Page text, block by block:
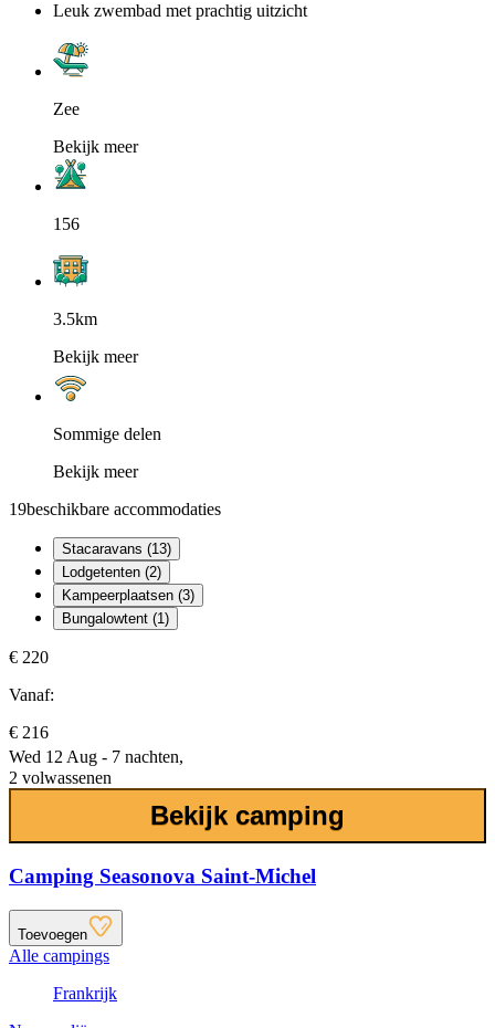
Leuk zwembad met prachtig uitzicht
Zee
Bekijk meer
156
3.5km
Bekijk meer
Sommige delen
Bekijk meer
19beschikbare accommodaties
Stacaravans (13)
Lodgetenten (2)
Kampeerplaatsen (3)
Bungalowtent (1)
€ 220
Vanaf:
€ 216
Wed 12 Aug - 7 nachten,
2 volwassenen
Bekijk camping
Camping Seasonova Saint-Michel
Toevoegen
Alle campings
Frankrijk